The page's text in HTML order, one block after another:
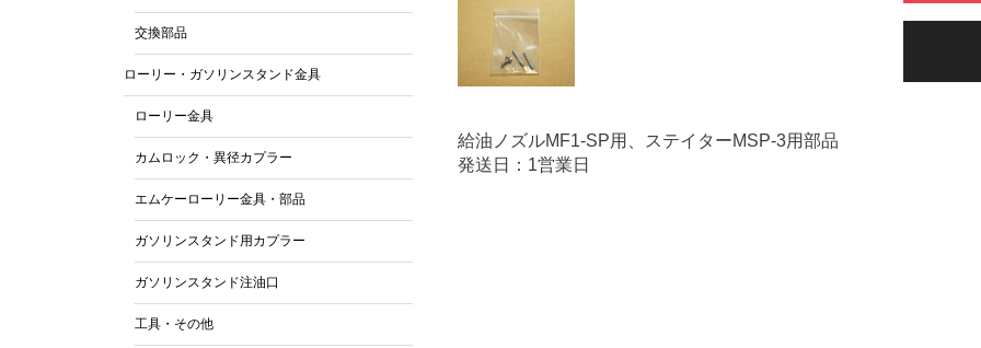
交換部品
ローリー・ガソリンスタンド金具
ローリー金具
カムロック・異径カプラー
エムケーローリー金具・部品
ガソリンスタンド用カプラー
ガソリンスタンド注油口
工具・その他
給油ノズルMF1-SP用、ステイターMSP-3用部品
発送日：1営業日